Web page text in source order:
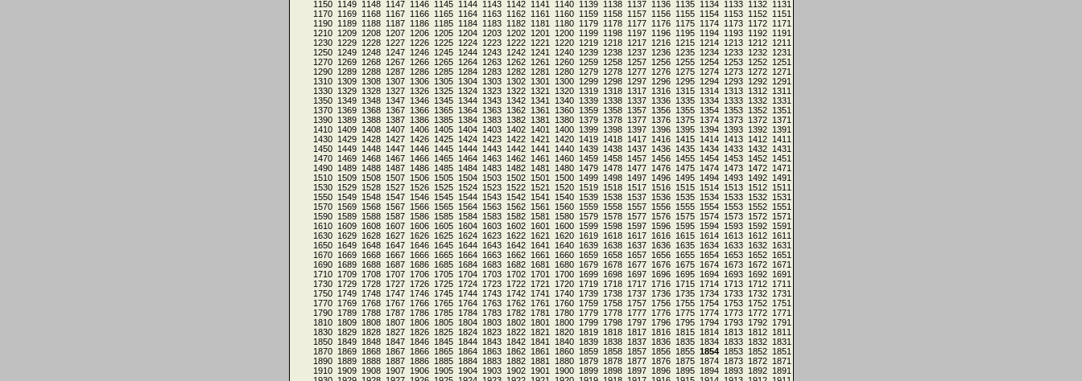
1131
1132
1133
1134
1135
1136
1137
1138
1139
1140
1141
1142
1143
1144
1145
1146
1147
1148
1149
1150
1151
1152
1153
1154
1155
1156
1157
1158
1159
1160
1161
1162
1163
1164
1165
1166
1167
1168
1169
1170
1171
1172
1173
1174
1175
1176
1177
1178
1179
1180
1181
1182
1183
1184
1185
1186
1187
1188
1189
1190
1191
1192
1193
1194
1195
1196
1197
1198
1199
1200
1201
1202
1203
1204
1205
1206
1207
1208
1209
1210
1211
1212
1213
1214
1215
1216
1217
1218
1219
1220
1221
1222
1223
1224
1225
1226
1227
1228
1229
1230
1231
1232
1233
1234
1235
1236
1237
1238
1239
1240
1241
1242
1243
1244
1245
1246
1247
1248
1249
1250
1251
1252
1253
1254
1255
1256
1257
1258
1259
1260
1261
1262
1263
1264
1265
1266
1267
1268
1269
1270
1271
1272
1273
1274
1275
1276
1277
1278
1279
1280
1281
1282
1283
1284
1285
1286
1287
1288
1289
1290
1291
1292
1293
1294
1295
1296
1297
1298
1299
1300
1301
1302
1303
1304
1305
1306
1307
1308
1309
1310
1311
1312
1313
1314
1315
1316
1317
1318
1319
1320
1321
1322
1323
1324
1325
1326
1327
1328
1329
1330
1331
1332
1333
1334
1335
1336
1337
1338
1339
1340
1341
1342
1343
1344
1345
1346
1347
1348
1349
1350
1351
1352
1353
1354
1355
1356
1357
1358
1359
1360
1361
1362
1363
1364
1365
1366
1367
1368
1369
1370
1371
1372
1373
1374
1375
1376
1377
1378
1379
1380
1381
1382
1383
1384
1385
1386
1387
1388
1389
1390
1391
1392
1393
1394
1395
1396
1397
1398
1399
1400
1401
1402
1403
1404
1405
1406
1407
1408
1409
1410
1411
1412
1413
1414
1415
1416
1417
1418
1419
1420
1421
1422
1423
1424
1425
1426
1427
1428
1429
1430
1431
1432
1433
1434
1435
1436
1437
1438
1439
1440
1441
1442
1443
1444
1445
1446
1447
1448
1449
1450
1451
1452
1453
1454
1455
1456
1457
1458
1459
1460
1461
1462
1463
1464
1465
1466
1467
1468
1469
1470
1471
1472
1473
1474
1475
1476
1477
1478
1479
1480
1481
1482
1483
1484
1485
1486
1487
1488
1489
1490
1491
1492
1493
1494
1495
1496
1497
1498
1499
1500
1501
1502
1503
1504
1505
1506
1507
1508
1509
1510
1511
1512
1513
1514
1515
1516
1517
1518
1519
1520
1521
1522
1523
1524
1525
1526
1527
1528
1529
1530
1531
1532
1533
1534
1535
1536
1537
1538
1539
1540
1541
1542
1543
1544
1545
1546
1547
1548
1549
1550
1551
1552
1553
1554
1555
1556
1557
1558
1559
1560
1561
1562
1563
1564
1565
1566
1567
1568
1569
1570
1571
1572
1573
1574
1575
1576
1577
1578
1579
1580
1581
1582
1583
1584
1585
1586
1587
1588
1589
1590
1591
1592
1593
1594
1595
1596
1597
1598
1599
1600
1601
1602
1603
1604
1605
1606
1607
1608
1609
1610
1611
1612
1613
1614
1615
1616
1617
1618
1619
1620
1621
1622
1623
1624
1625
1626
1627
1628
1629
1630
1631
1632
1633
1634
1635
1636
1637
1638
1639
1640
1641
1642
1643
1644
1645
1646
1647
1648
1649
1650
1651
1652
1653
1654
1655
1656
1657
1658
1659
1660
1661
1662
1663
1664
1665
1666
1667
1668
1669
1670
1671
1672
1673
1674
1675
1676
1677
1678
1679
1680
1681
1682
1683
1684
1685
1686
1687
1688
1689
1690
1691
1692
1693
1694
1695
1696
1697
1698
1699
1700
1701
1702
1703
1704
1705
1706
1707
1708
1709
1710
1711
1712
1713
1714
1715
1716
1717
1718
1719
1720
1721
1722
1723
1724
1725
1726
1727
1728
1729
1730
1731
1732
1733
1734
1735
1736
1737
1738
1739
1740
1741
1742
1743
1744
1745
1746
1747
1748
1749
1750
1751
1752
1753
1754
1755
1756
1757
1758
1759
1760
1761
1762
1763
1764
1765
1766
1767
1768
1769
1770
1771
1772
1773
1774
1775
1776
1777
1778
1779
1780
1781
1782
1783
1784
1785
1786
1787
1788
1789
1790
1791
1792
1793
1794
1795
1796
1797
1798
1799
1800
1801
1802
1803
1804
1805
1806
1807
1808
1809
1810
1811
1812
1813
1814
1815
1816
1817
1818
1819
1820
1821
1822
1823
1824
1825
1826
1827
1828
1829
1830
1831
1832
1833
1834
1835
1836
1837
1838
1839
1840
1841
1842
1843
1844
1845
1846
1847
1848
1849
1850
1851
1852
1853
1854
1855
1856
1857
1858
1859
1860
1861
1862
1863
1864
1865
1866
1867
1868
1869
1870
1871
1872
1873
1874
1875
1876
1877
1878
1879
1880
1881
1882
1883
1884
1885
1886
1887
1888
1889
1890
1891
1892
1893
1894
1895
1896
1897
1898
1899
1900
1901
1902
1903
1904
1905
1906
1907
1908
1909
1910